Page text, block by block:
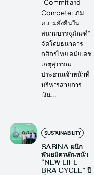
“Commit and
Compete: เกม
ความยั่งยืนใน
สนามบรรจุภัณฑ์”
จัดโดยธนาคาร
กสิกรไทย ดนัยเดช
เกตุสุวรรณ
ประธานเจ้าหน้าที่
บริหารสายการ
เงิน...
SUSTAINABILITY
SABINA ผนึก
พันธมิตรเดินหน้า
“NEW LIFE
BRA CYCLE” ปี